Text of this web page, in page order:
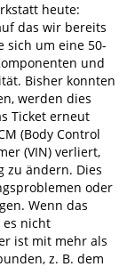
heute:
das wir bereits
sich um eine 50-
und
Bisher konnten
werden dies
Ticket erneut
(Body Control
(VIN) verliert,
zu ändern. Dies
oder
Wenn das
es nicht
ist mit mehr als
z. B. dem